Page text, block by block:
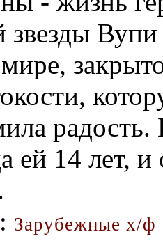
звезды
ей 14 лет, и
Зарубежные х/ф